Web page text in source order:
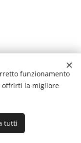
Assunta - Murelle
dè Ruff
funzionamento
offrirti la migliore
tutti